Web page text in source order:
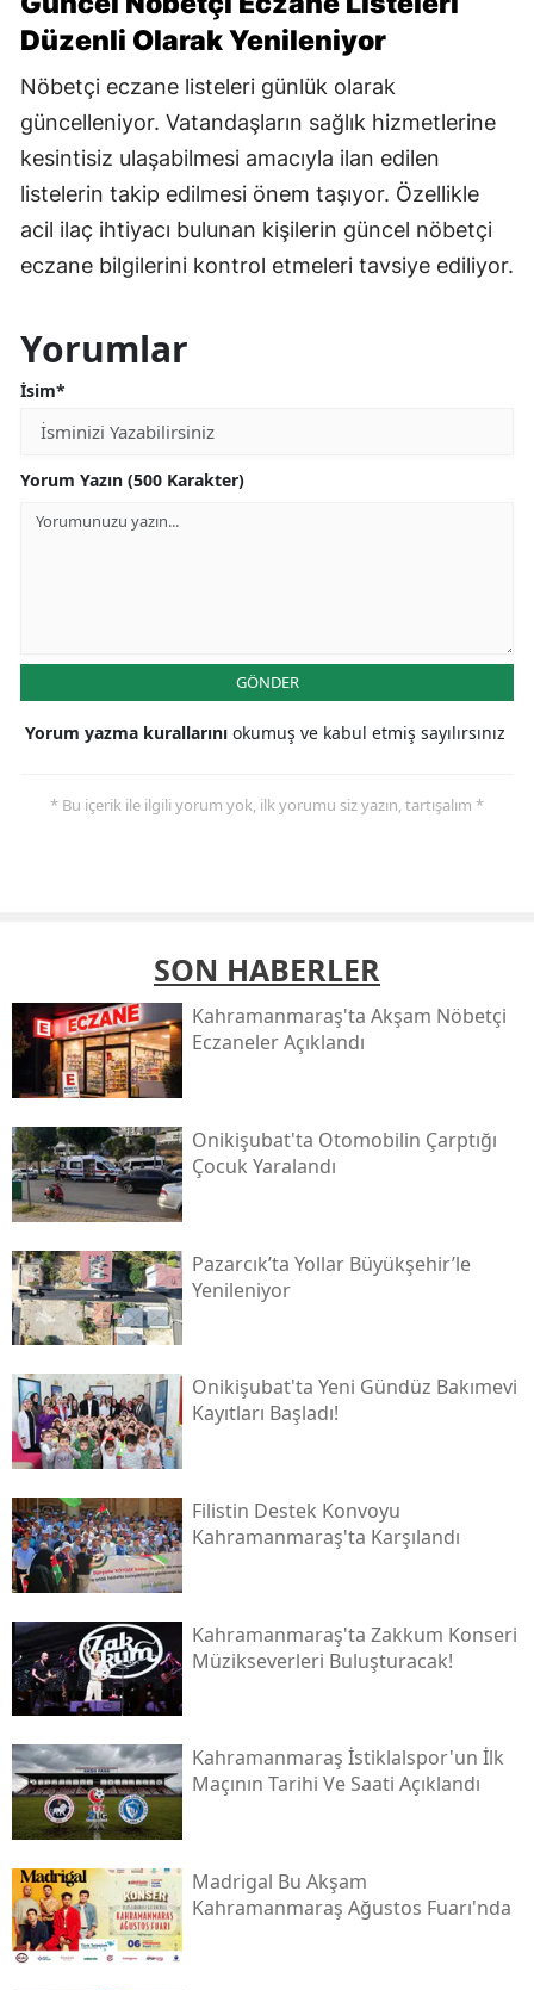
Düzenli Olarak Yenileniyor
Nöbetçi eczane listeleri günlük olarak
güncelleniyor. Vatandaşların sağlık hizmetlerine
kesintisiz ulaşabilmesi amacıyla ilan edilen
listelerin takip edilmesi önem taşıyor. Özellikle
acil ilaç ihtiyacı bulunan kişilerin güncel nöbetçi
eczane bilgilerini kontrol etmeleri tavsiye ediliyor.
Yorumlar
İsim*
Yorum Yazın (500 Karakter)
GÖNDER
Yorum yazma kurallarını okumuş ve kabul etmiş sayılırsınız
* Bu içerik ile ilgili yorum yok, ilk yorumu siz yazın, tartışalım *
SON HABERLER
Kahramanmaraş'ta Akşam Nöbetçi
Eczaneler Açıklandı
Onikişubat'ta Otomobilin Çarptığı
Çocuk Yaralandı
Pazarcık’ta Yollar Büyükşehir’le
Yenileniyor
Onikişubat'ta Yeni Gündüz Bakımevi
Kayıtları Başladı!
Filistin Destek Konvoyu
Kahramanmaraş'ta Karşılandı
Kahramanmaraş'ta Zakkum Konseri
Müzikseverleri Buluşturacak!
Kahramanmaraş İstiklalspor'un İlk
Maçının Tarihi Ve Saati Açıklandı
Madrigal Bu Akşam
Kahramanmaraş Ağustos Fuarı'nda